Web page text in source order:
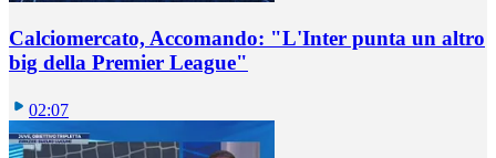
Calciomercato, Accomando: "L'Inter punta un altro
big della Premier League"
02:07